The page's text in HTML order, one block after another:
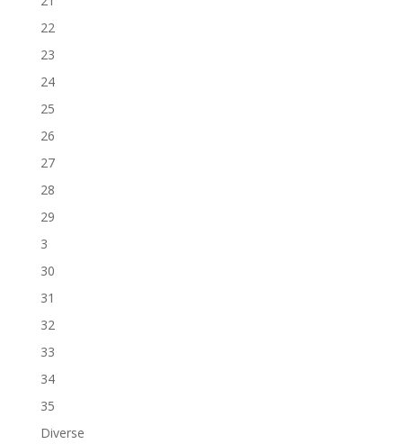
22
23
24
25
26
27
28
29
3
30
31
32
33
34
35
Diverse